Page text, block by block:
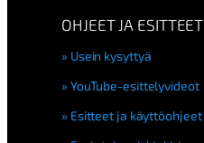
OHJEET JA ESITTEET
Usein kysyttyä
YouTube-esittelyvideot
Esitteet ja käyttöohjeet